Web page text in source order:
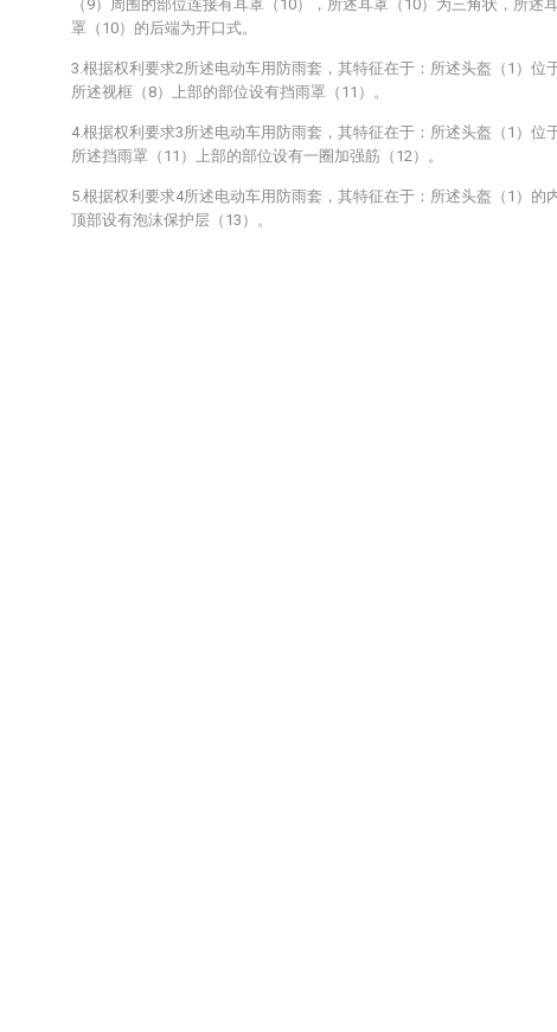
（9）周围的部位连接有耳罩（10），所述耳罩（10）为三角状，所述
罩（10）的后端为开口式。
3.根据权利要求2所述电动车用防雨套，其特征在于：所述头盔（1）位
所述视框（8）上部的部位设有挡雨罩（11）。
4.根据权利要求3所述电动车用防雨套，其特征在于：所述头盔（1）位
所述挡雨罩（11）上部的部位设有一圈加强筋（12）。
5.根据权利要求4所述电动车用防雨套，其特征在于：所述头盔（1）的
顶部设有泡沫保护层（13）。